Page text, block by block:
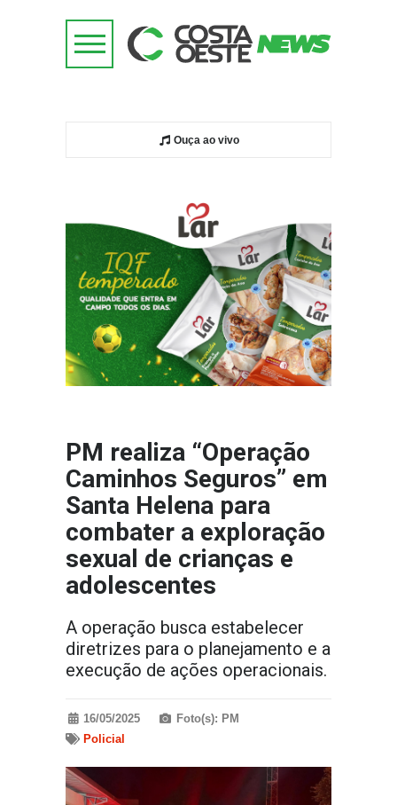
Ouça ao vivo
PM realiza “Operação
Caminhos Seguros” em
Santa Helena para
combater a exploração
sexual de crianças e
adolescentes
A operação busca estabelecer
diretrizes para o planejamento e a
execução de ações operacionais.
16/05/2025
Foto(s): PM
Policial